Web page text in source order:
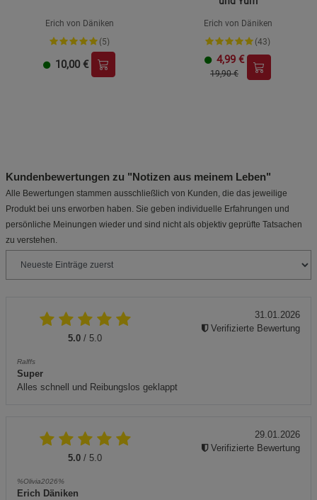
Erich von Däniken
(5)
10,00 €
Erich von Däniken
(43)
4,99 €
19,90 €
Kundenbewertungen zu "Notizen aus meinem Leben"
Alle Bewertungen stammen ausschließlich von Kunden, die das jeweilige
Produkt bei uns erworben haben. Sie geben individuelle Erfahrungen und
persönliche Meinungen wieder und sind nicht als objektiv geprüfte Tatsachen
zu verstehen.
5.0 / 5.0
Ralffs
Super
Alles schnell und Reibungslos geklappt
31.01.2026
Verifizierte Bewertung
5.0 / 5.0
%Olivia2026%
Erich Däniken
29.01.2026
Verifizierte Bewertung